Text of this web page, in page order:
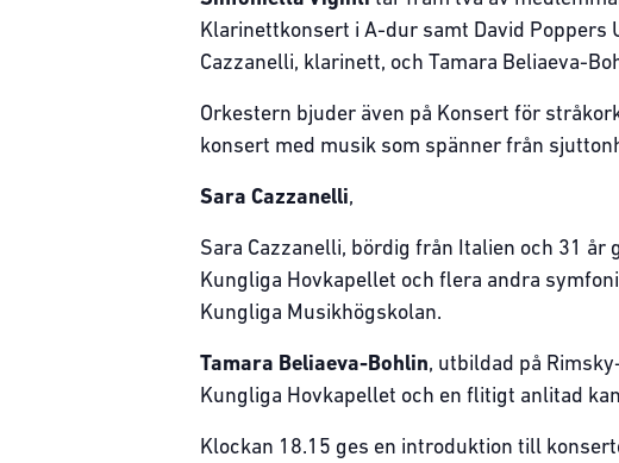
Klarinettkonsert i A-dur samt David Poppers
Cazzanelli, klarinett, och Tamara Beliaeva-
Orkestern bjuder även på Konsert för
konsert med musik som spänner från
Sara Cazzanelli,
Sara Cazzanelli, bördig från Italien och 31
Kungliga Hovkapellet och flera andra
Kungliga Musikhögskolan.
Tamara Beliaeva-Bohlin, utbildad på
Kungliga Hovkapellet och en flitigt anlitad
Klockan 18.15 ges en introduktion till